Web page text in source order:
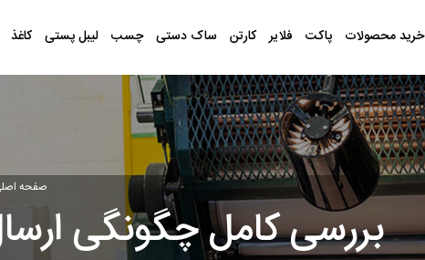
خرید محصولات پاکت فلایر کارتن ساک دستی چسب لیبل پستی کاغذ
صفحه
بررسی کامل چگونگی